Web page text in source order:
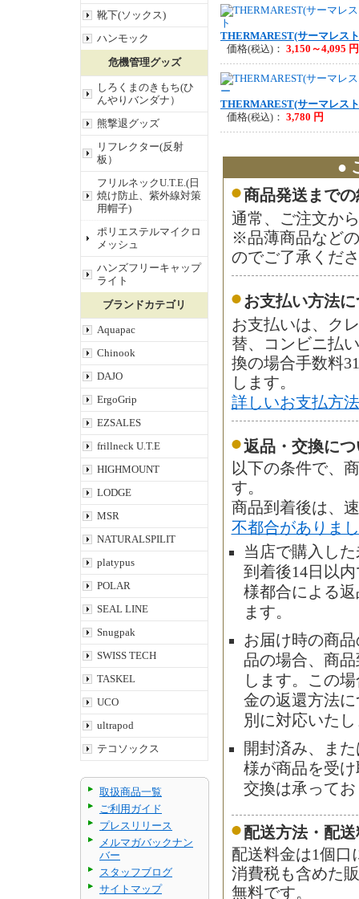
靴下(ソックス)
ハンモック
危機管理グッズ
しろくまのきもち(ひ
んやりバンダナ）
熊撃退グッズ
リフレクター(反射
板）
フリルネックU.T.E.(日
焼け防止、紫外線対策
用帽子)
ポリエステルマイクロ
メッシュ
ハンズフリーキャップ
ライト
ブランドカテゴリ
Aquapac
Chinook
DAJO
ErgoGrip
EZSALES
frillneck U.T.E
HIGHMOUNT
LODGE
MSR
NATURALSPILIT
platypus
POLAR
SEAL LINE
Snugpak
SWISS TECH
TASKEL
UCO
ultrapod
テコソックス
取扱商品一覧
ご利用ガイド
プレスリリース
メルマガバックナン
バー
スタッフブログ
サイトマップ
THERMAREST(サーマレス
価格(税込) ： 3,150～4,095 円
THERMAREST(サーマレス
価格(税込) ： 3,780 円
●
商品発送まで
通常、ご注文か
※品薄商品など
のでご了承くだ
お支払い方法
お支払いは、ク
替、コンビニ払
換の場合手数料
します。
詳しいお支払方
返品・交換につ
以下の条件で、
す。
商品到着後は、
不都合がありま
当店で購入し
到着後14日以
様都合による
ます。
お届け時の商
品の場合、商
します。この
金の返還方法
別に対応いた
開封済み、ま
様が商品を受
交換は承って
配送方法・配
配送料金は1個口
消費税も含めた
無料です。